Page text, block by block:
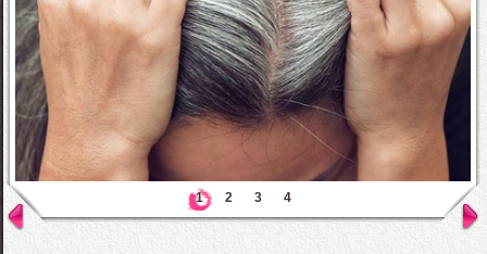
1 2 3 4